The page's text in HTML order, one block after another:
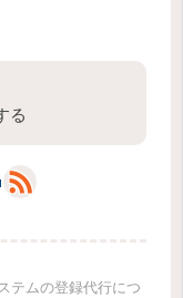
る
テムの登録代行につ